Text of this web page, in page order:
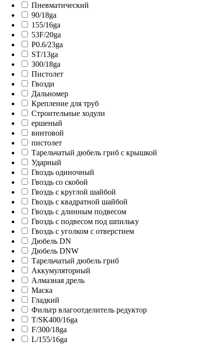
Пневматический
90/18ga
155/16ga
53F/20ga
P0.6/23ga
ST/13ga
300/18ga
Пистолет
Гвозди
Дальномер
Крепление для труб
Строительные ходули
ершеный
винтовой
пистолет
Тарельчатый дюбель гриб с крышкой
Ударный
Гвоздь одиночный
Гвоздь со скобой
Гвоздь с круглой шайбой
Гвоздь с квадратной шайбой
Гвоздь с длинным подвесом
Гвоздь с подвесом под шпильку
Гвоздь с уголком с отверстием
Дюбель DN
Дюбель DNW
Тарельчатый дюбель гриб
Аккумуляторный
Алмазная дрель
Маска
Гладкий
Фильтр влагоотделитель редуктор
T/SK400/16ga
F/300/18ga
L/155/16ga